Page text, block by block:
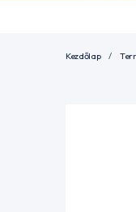
Kezdőlap